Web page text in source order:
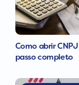
Como abrir
passo completo